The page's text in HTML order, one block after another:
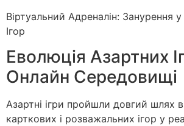
Віртуальний Адреналін: Занурення
Ігор
Еволюція Азартних
Онлайн Середовищі
Азартні ігри пройшли довгий шлях
карткових і розважальних ігор у